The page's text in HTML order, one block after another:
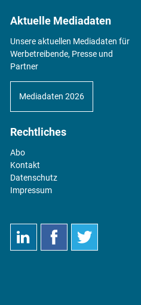
Aktuelle Mediadaten
Unsere aktuellen Mediadaten für
Werbetreibende, Presse und
Partner
Mediadaten 2026
Rechtliches
Abo
Kontakt
Datenschutz
Impressum